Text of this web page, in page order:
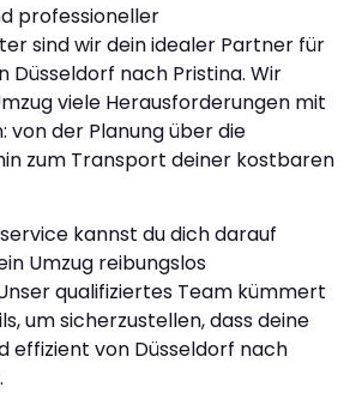
professioneller
sind wir dein idealer Partner für
Düsseldorf nach Pristina. Wir
viele Herausforderungen mit
von der Planung über die
zum Transport deiner kostbaren
kannst du dich darauf
Umzug reibungslos
qualifiziertes Team kümmert
um sicherzustellen, dass deine
effizient von Düsseldorf nach